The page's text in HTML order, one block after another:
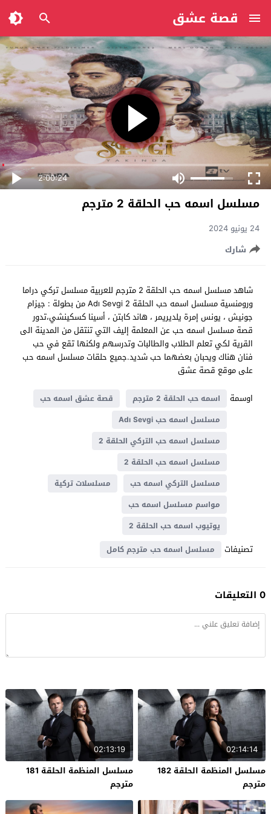
قصة عشق
2:00:24
مسلسل اسمه حب الحلقة 2 مترجم
24 يونيو 2024
شارك
شاهد مسلسل اسمه حب الحلقة 2 مترجم للعربية مسلسل تركي دراما
ورومنسية مسلسل اسمه حب الحلقة 2 Adı Sevgi من بطولة : جيزام
جونيش ، يونس إمرة يلديريمر ، هاند كابتن ، أسينا كسكينشي،تدور
قصة مسلسل اسمه حب عن المعلمة إليف التي تنتقل من المدينة الى
القرية لكي تعلم الطلاب والطالبات وتدرسهم ولكنها تقع في حب
فنان هناك ويحبان بعضهما حب شديد.جميع حلقات مسلسل اسمه حب
على موقع قصة عشق
اوسمة
اسمه حب الحلقة 2 مترجم
قصة عشق اسمه حب
مسلسل اسمه حب Adı Sevgi
مسلسل اسمه حب التركي الحلقة 2
مسلسل اسمه حب الحلقة 2
مسلسل التركي اسمه حب
مسلسلات تركية
مواسم مسلسل اسمه حب
يوتيوب اسمه حب الحلقة 2
تصنيفات مسلسل اسمه حب مترجم كامل
0 التعليقات
02:14:14
مسلسل المنظمة الحلقة 182
مترجم
02:13:19
مسلسل المنظمة الحلقة 181
مترجم